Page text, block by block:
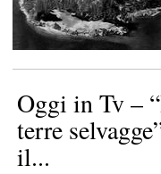
Oggi in Tv –
terre
il...